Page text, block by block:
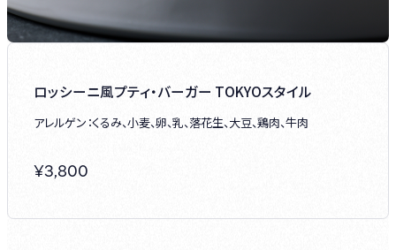
ロッシーニ風プティ・バーガー TOKYOスタイル
アレルゲン：くるみ、小麦、卵、乳、落花生、大豆、鶏肉、牛肉
¥3,800